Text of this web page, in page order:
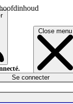
Close menu
Se connecter